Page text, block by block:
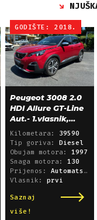
GODIŠTE: 2018.
Peugeot 3008 2.0
HDI Allure GT-Line
Aut.- 1.vlasnik,
39.600 km!
Kilometara: 39590
Tip goriva:
Diesel
Obujam motora: 1997
Snaga motora: 130
Prijenos: Automatski sekvencijski
Vlasnik: prvi
Saznaj
više!